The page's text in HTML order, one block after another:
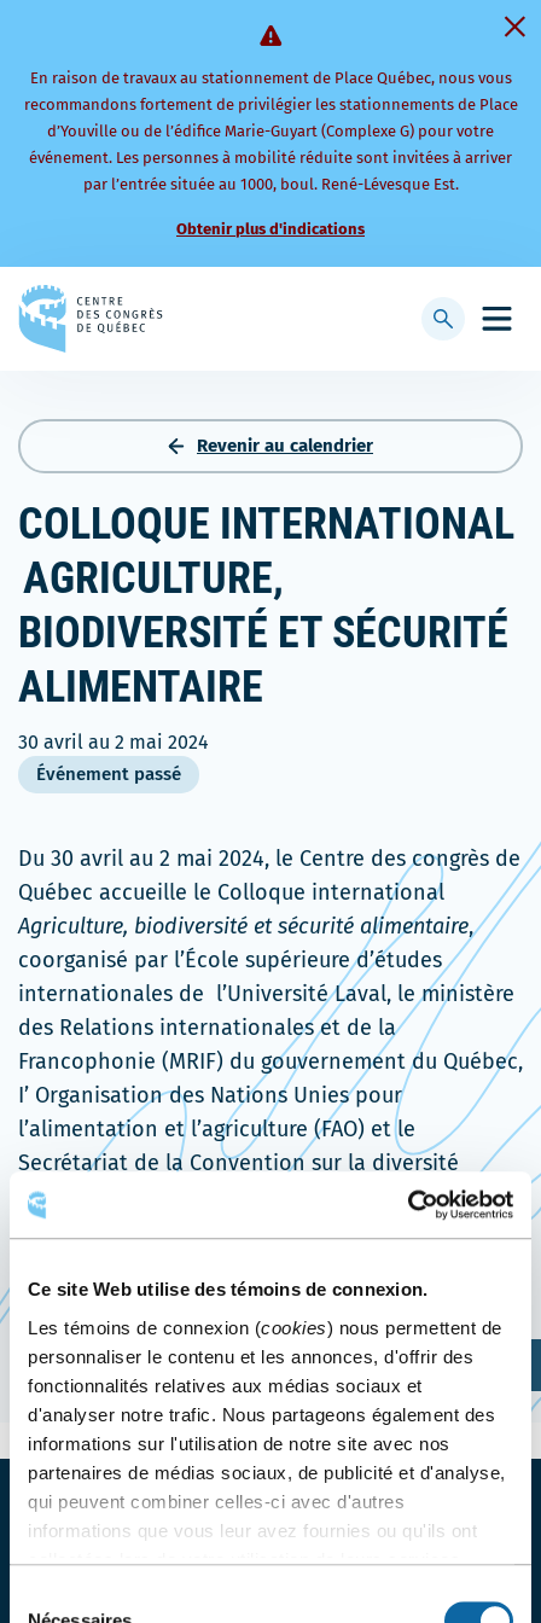
Ce site Web utilise des témoins de connexion.
Les témoins de connexion (cookies) nous permettent de
personnaliser le contenu et les annonces, d'offrir des
fonctionnalités relatives aux médias sociaux et
d'analyser notre trafic. Nous partageons également des
informations sur l'utilisation de notre site avec nos
partenaires de médias sociaux, de publicité et d'analyse,
qui peuvent combiner celles-ci avec d'autres
informations que vous leur avez fournies ou qu'ils ont
collectées lors de votre utilisation de leurs services.
En raison de travaux au stationnement de Place Québec, nous vous
recommandons fortement de privilégier les stationnements de Place
d’Youville ou de l’édifice Marie-Guyart (Complexe G) pour votre
événement. Les personnes à mobilité réduite sont invitées à arriver
par l’entrée située au 1000, boul. René-Lévesque Est.
Obtenir plus d'indications
à
Afficher
recherche
Revenir au calendrier
COLLOQUE INTERNATIONAL
AGRICULTURE,
BIODIVERSITÉ ET SÉCURITÉ
ALIMENTAIRE
30 avril au 2 mai 2024
Événement passé
Du 30 avril au 2 mai 2024, le Centre des congrès de
Québec accueille le Colloque international
Agriculture, biodiversité et sécurité alimentaire,
coorganisé par l’École supérieure d’études
internationales de l’Université Laval, le ministère
des Relations internationales et de la
Francophonie (MRIF) du gouvernement du Québec,
I’ Organisation des Nations Unies pour
l’alimentation et l’agriculture (FAO) et le
Secrétariat de la Convention sur la diversité
biologique.
Site web de l’événement
Planifiez votre visite
PROFITEZ D’OFFRES ET RABAIS
EXCLUSIFS